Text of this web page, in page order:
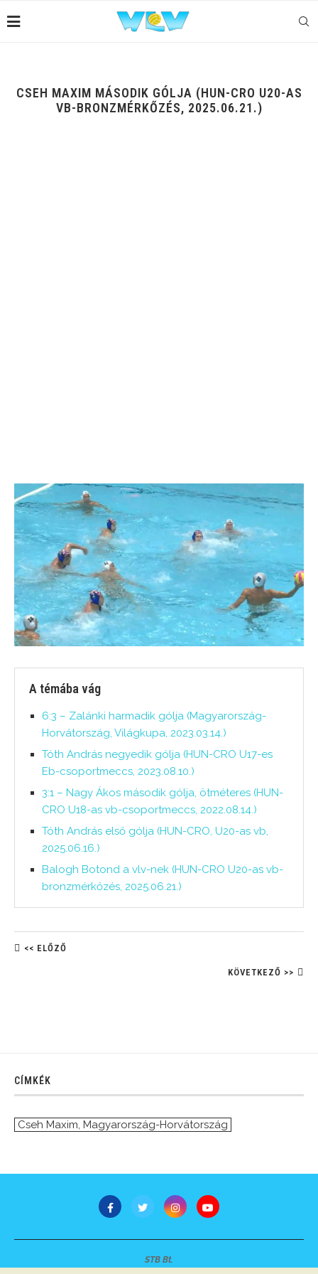
CSEH MAXIM MÁSODIK GÓLJA (HUN-CRO U20-AS
VB-BRONZMÉRKŐZÉS, 2025.06.21.)
A témába vág
6:3 – Zalánki harmadik gólja (Magyarország-
Horvátország, Világkupa, 2023.03.14.)
Tóth András negyedik gólja (HUN-CRO U17-es
Eb-csoportmeccs, 2023.08.10.)
3:1 – Nagy Ákos második gólja, ötméteres (HUN-
CRO U18-as vb-csoportmeccs, 2022.08.14.)
Tóth András első gólja (HUN-CRO, U20-as vb,
2025.06.16.)
Balogh Botond a vlv-nek (HUN-CRO U20-as vb-
bronzmérkőzés, 2025.06.21.)
<< ELŐZŐ
KÖVETKEZŐ >>
CÍMKÉK
Cseh Maxim, Magyarország-Horvátország
STB Bt.